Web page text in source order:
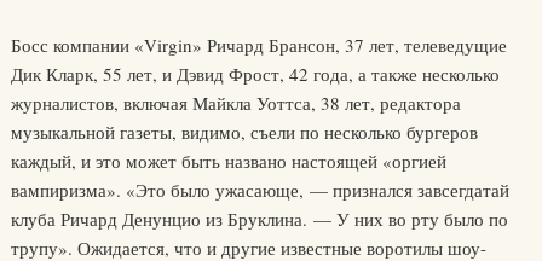
Босс компании «Virgin» Ричард Брансон, 37 лет, телеведущие
Дик Кларк, 55 лет, и Дэвид Фрост, 42 года, а также несколько
журналистов, включая Майкла Уоттса, 38 лет, редактора
музыкальной газеты, видимо, съели по несколько бургеров
каждый, и это может быть названо настоящей «оргией
вампиризма». «Это было ужасающе, — признался завсегдатай
клуба Ричард Денунцио из Бруклина. — У них во рту было по
трупу». Ожидается, что и другие известные воротилы шоу-